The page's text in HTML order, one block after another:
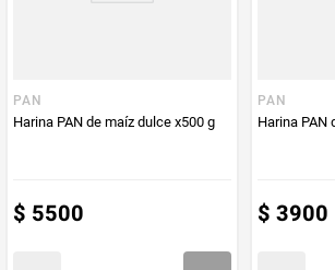
PAN
Harina PAN de maíz dulce x500 g
$ 5500
PAN
Harina PAN
$ 3900